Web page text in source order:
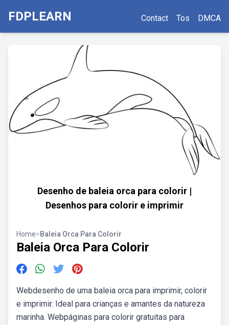
FDPLEARN Contact Tos DMCA
Desenho de baleia orca para colorir |
Desenhos para colorir e imprimir
Home>Baleia Orca Para Colorir
Baleia Orca Para Colorir
Webdesenho de uma baleia orca para imprimir, colorir
e imprimir. Ideal para crianças e amantes da natureza
marinha. Webpáginas para colorir gratuitas para